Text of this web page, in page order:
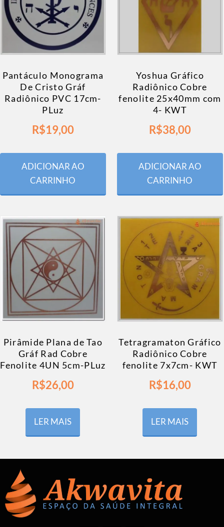
Pantáculo Monograma
De Cristo Gráf
Radiônico PVC 17cm-
PLuz
R$19,00
ADICIONAR AO
CARRINHO
Yoshua Gráfico
Radiônico Cobre
fenolite 25x40mm com
4- KWT
R$38,00
ADICIONAR AO
CARRINHO
Pirâmide Plana de Tao
Gráf Rad Cobre
Fenolite 4UN 5cm-PLuz
R$26,00
LER MAIS
Tetragramaton Gráfico
Radiônico Cobre
fenolite 7x7cm- KWT
R$16,00
LER MAIS